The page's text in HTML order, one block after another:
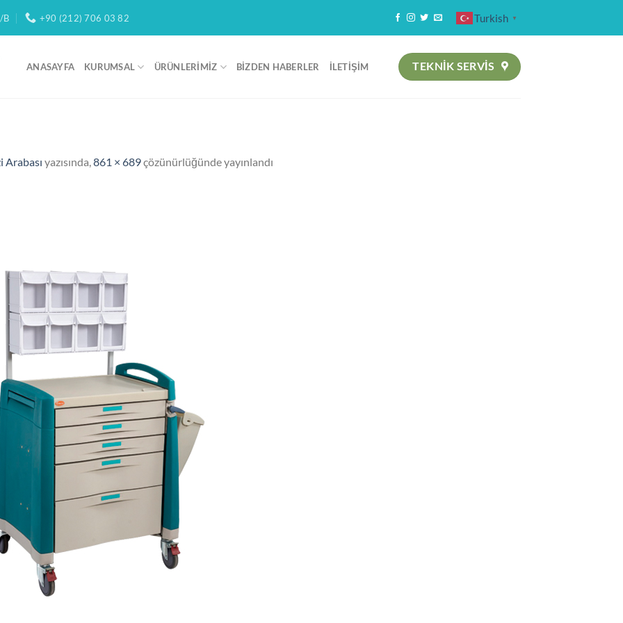
B +90 (212) 706 03 82 Turkish ▼
ANASAYFA KURUMSAL ÜRÜNLERIMIZ BIZDEN HABERLER İLETIŞIM TEKNIK SERVİS
Arabası yazısında, 861 × 689çözünürlüğünde yayınlandı